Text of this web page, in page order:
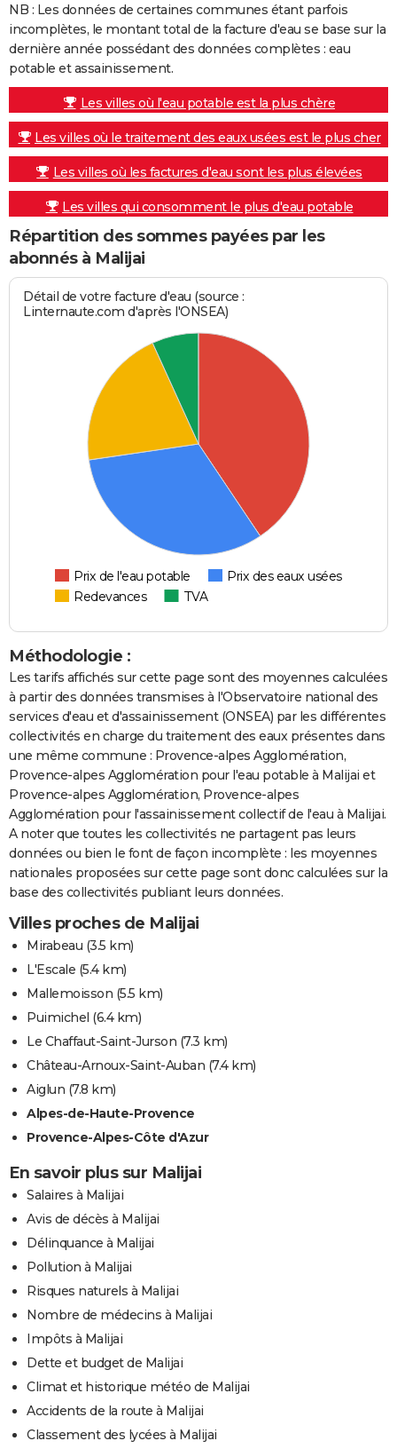
NB : Les données de certaines communes étant parfois
incomplètes, le montant total de la facture d'eau se base sur la
dernière année possédant des données complètes : eau
potable et assainissement.
Les villes où l'eau potable est la plus chère
Les villes où le traitement des eaux usées est le plus cher
Les villes où les factures d'eau sont les plus élevées
Les villes qui consomment le plus d'eau potable
Répartition des sommes payées par les
abonnés à Malijai
Détail de votre facture d'eau (source :
Linternaute.com d'après l'ONSEA)
Prix de l'eau potable
Prix des eaux usées
Redevances
TVA
Méthodologie :
Les tarifs affichés sur cette page sont des moyennes calculées
à partir des données transmises à l'Observatoire national des
services d'eau et d'assainissement (ONSEA) par les différentes
collectivités en charge du traitement des eaux présentes dans
une même commune : Provence-alpes Agglomération,
Provence-alpes Agglomération pour l'eau potable à Malijai et
Provence-alpes Agglomération, Provence-alpes
Agglomération pour l'assainissement collectif de l'eau à Malijai.
A noter que toutes les collectivités ne partagent pas leurs
données ou bien le font de façon incomplète : les moyennes
nationales proposées sur cette page sont donc calculées sur la
base des collectivités publiant leurs données.
Villes proches de Malijai
Mirabeau (3.5 km)
L'Escale (5.4 km)
Mallemoisson (5.5 km)
Puimichel (6.4 km)
Le Chaffaut-Saint-Jurson (7.3 km)
Château-Arnoux-Saint-Auban (7.4 km)
Aiglun (7.8 km)
Alpes-de-Haute-Provence
Provence-Alpes-Côte d'Azur
En savoir plus sur Malijai
Salaires à Malijai
Avis de décès à Malijai
Délinquance à Malijai
Pollution à Malijai
Risques naturels à Malijai
Nombre de médecins à Malijai
Impôts à Malijai
Dette et budget de Malijai
Climat et historique météo de Malijai
Accidents de la route à Malijai
Classement des lycées à Malijai